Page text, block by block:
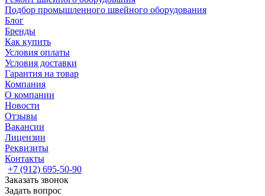
Подбор промышленного швейного оборудования
Блог
Бренды
Как купить
Условия оплаты
Условия доставки
Гарантия на товар
Компания
О компании
Новости
Отзывы
Вакансии
Лицензии
Реквизиты
Контакты
+7 (912) 695-50-90
Заказать звонок
Задать вопрос